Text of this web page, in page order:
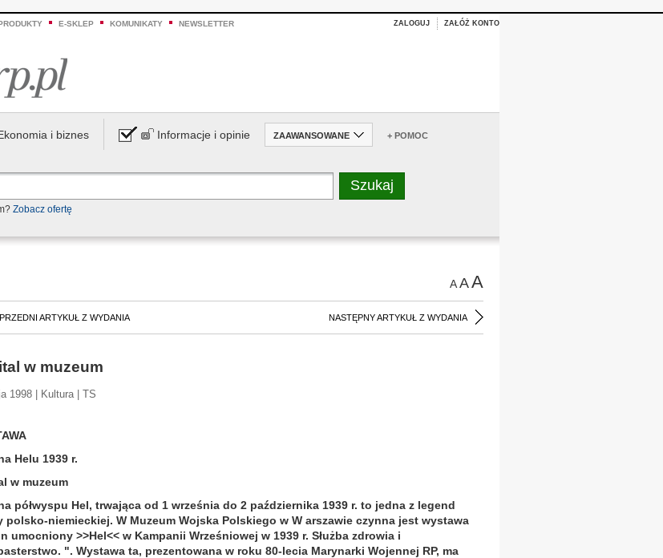
E-SKLEP KOMUNIKATY NEWSLETTER ZALOGUJ ZAŁÓŻ KONTO
i biznes Informacje i opinie ZAAWANSOWANE + POMOC
Zobacz ofertę
AAA
ARTYKUŁ Z WYDANIA NASTĘPNY ARTYKUŁ Z WYDANIA
w muzeum
1998 | Kultura | TS
Helu 1939 r.
w muzeum
półwyspu Hel, trwająca od 1 września do 2 października 1939 r. to jedna z legend
polsko-niemieckiej. W Muzeum Wojska Polskiego w W arszawie czynna jest wystawa
umocniony >>Hel<< w Kampanii Wrześniowej w 1939 r. Służba zdrowia i
". Wystawa ta, prezentowana w roku 80-lecia Marynarki Wojennej RP, ma